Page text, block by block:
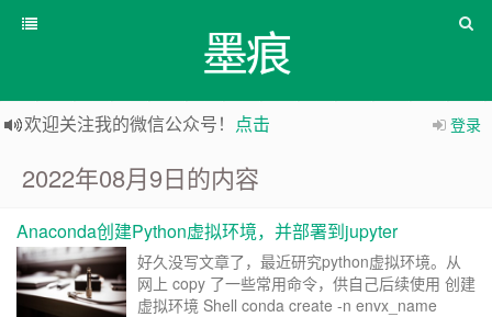
墨痕
登录
欢迎关注我的微信公众号！ 点击
2022年08月9日的内容
Anaconda创建Python虚拟环境，并部署到jupyter
好久没写文章了，最近研究python虚拟环境。从
网上 copy 了一些常用命令，供自己后续使用 创建
虚拟环境 Shell conda create -n envx_name